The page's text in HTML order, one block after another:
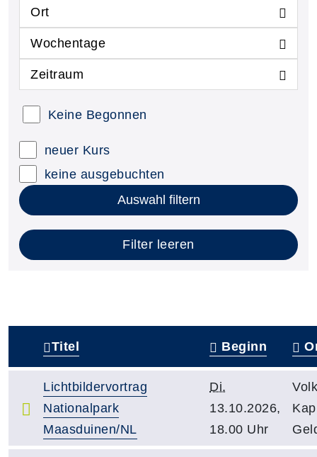
Ort
Wochentage
Zeitraum
Keine Begonnen
neuer Kurs
keine ausgebuchten
Auswahl filtern
Filter leeren
Titel Beginn
Lichtbildervortrag
Nationalpark
Maasduinen/NL
Di.
13.10.2026,
18.00 Uhr